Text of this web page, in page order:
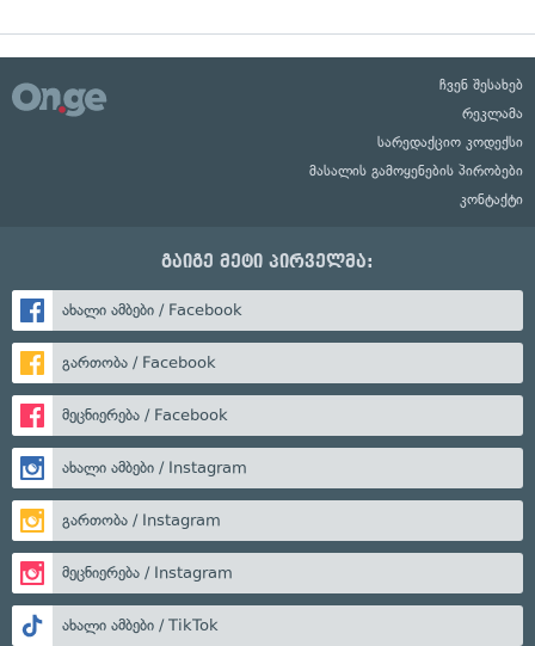
ჩვენ შესახებ
რეკლამა
სარედაქციო კოდექსი
მასალის გამოყენების პირობები
კონტაქტი
გაიგე მეტი პირველმა:
ახალი ამბები / Facebook
გართობა / Facebook
მეცნიერება / Facebook
ახალი ამბები / Instagram
გართობა / Instagram
მეცნიერება / Instagram
ახალი ამბები / TikTok